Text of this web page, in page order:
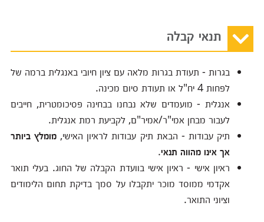
תנאי קבלה
בגרות - תעודת בגרות מלאה עם ציון חיובי באנגלית ברמה של
לפחות 4 יח"ל או תעודת סיום מכינה.
אנגלית - מועמדים שלא נבחנו בבחינה פסיכומטרית, חייבים
לעבור מבחן אמי"ר/אמיר"ם, לקביעת רמת אנגלית.
תיק עבודות - הבאת תיק עבודות לראיון האישי, מומלץ ביותר
אך אינו מהווה תנאי.
ראיון אישי - ראיון אישי בוועדת הקבלה של החוג. בעלי תואר
אקדמי ממוסד מוכר יתקבלו על סמך בדיקת תחום הלימודים
וציוני התואר.